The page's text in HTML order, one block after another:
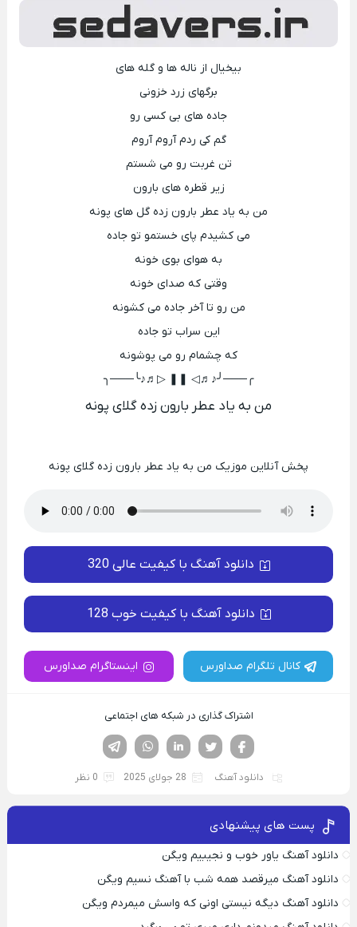
بیخیال از ناله ها و گله های
برگهای زرد خزونی
جاده های بی کسی رو
گم کی ردم آروم آروم
تن غربت رو می شستم
زیر قطره های بارون
من به یاد عطر بارون زده گل های پونه
می کشیدم پای خستمو تو جاده
به هوای بوی خونه
وقتی که صدای خونه
من رو تا آخر جاده می کشونه
این سراب تو جاده
که چشمام رو می پوشونه
╭───╯♪♬◁ ❚❚ ▷♬♪╰───╮
من به یاد عطر بارون زده گلای پونه
پخش آنلاین موزیک من به یاد عطر بارون زده گلای پونه
دانلود آهنگ با کیفیت عالی 320
دانلود آهنگ با کیفیت خوب 128
کانال تلگرام صداورس اینستاگرام صداورس
اشتراک گذاری در شبکه های اجتماعی
لینکدین تویتر
فیسوک
دانلود آهنگ 28 جولای 2025 0 نظر
پست های پیشنهادی
دانلود آهنگ یاور خوب و نجیبیم ویگن
دانلود آهنگ میرقصد همه شب با آهنگ نسیم ویگن
دانلود آهنگ دیگه نیستی اونی که واسش میمردم ویگن